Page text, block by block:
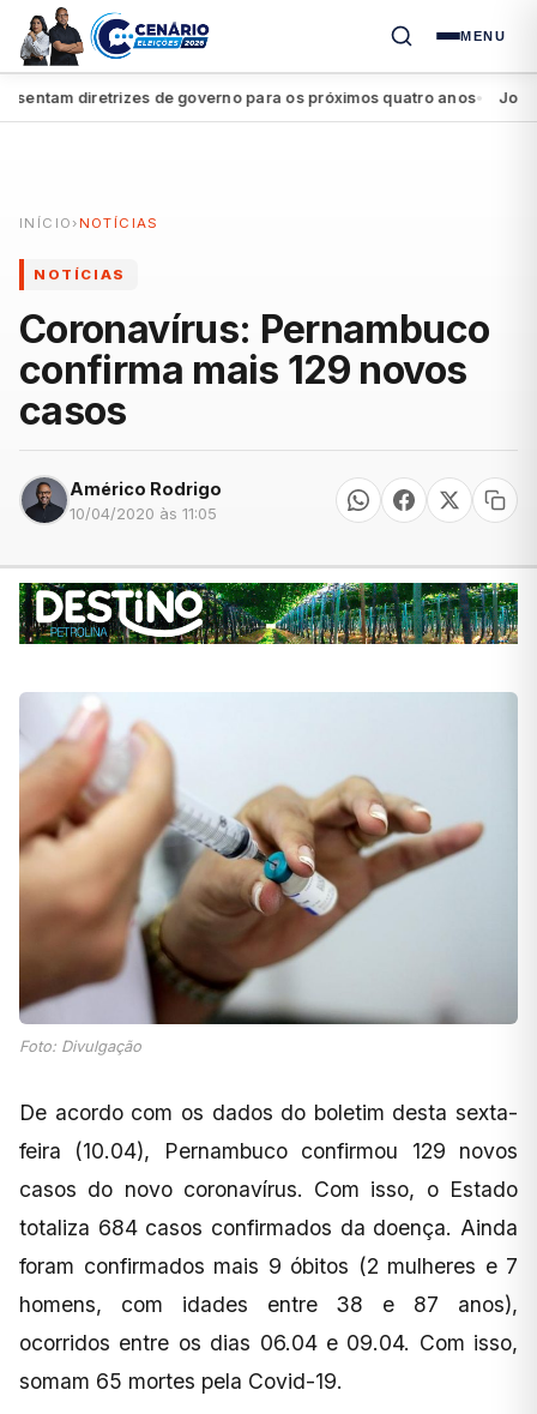
MENU
diretrizes de governo para os próximos quatro anos● João
INÍCIO › NOTÍCIAS
NOTÍCIAS
Coronavírus: Pernambuco
confirma mais 129 novos
casos
Américo Rodrigo
10/04/2020 às 11:05
Foto: Divulgação
De acordo com os dados do boletim desta sexta-
feira (10.04), Pernambuco confirmou 129 novos
casos do novo coronavírus. Com isso, o Estado
totaliza 684 casos confirmados da doença. Ainda
foram confirmados mais 9 óbitos (2 mulheres e 7
homens, com idades entre 38 e 87 anos),
ocorridos entre os dias 06.04 e 09.04. Com isso,
somam 65 mortes pela Covid-19.